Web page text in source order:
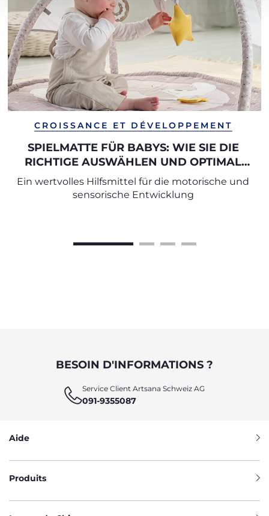
CROISSANCE ET DÉVELOPPEMENT
SPIELMATTE FÜR BABYS: WIE SIE DIE
RICHTIGE AUSWÄHLEN UND OPTIMAL
NUTZEN
Ein wertvolles Hilfsmittel für die motorische und
sensorische Entwicklung
BESOIN D'INFORMATIONS ?
Service Client Artsana Schweiz AG
091-9355087
Aide
Produits